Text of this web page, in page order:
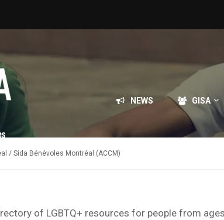
NEWS GISA
/ Sida Bénévoles Montréal (ACCM)
of LGBTQ+ resources for people from